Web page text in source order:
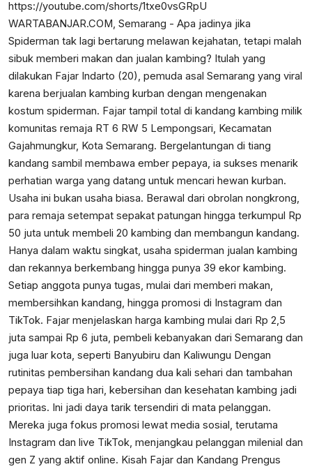
https://youtube.com/shorts/1txe0vsGRpU
WARTABANJAR.COM, Semarang - Apa jadinya jika
Spiderman tak lagi bertarung melawan kejahatan, tetapi malah
sibuk memberi makan dan jualan kambing? Itulah yang
dilakukan Fajar Indarto (20), pemuda asal Semarang yang viral
karena berjualan kambing kurban dengan mengenakan
kostum spiderman. Fajar tampil total di kandang kambing milik
komunitas remaja RT 6 RW 5 Lempongsari, Kecamatan
Gajahmungkur, Kota Semarang. Bergelantungan di tiang
kandang sambil membawa ember pepaya, ia sukses menarik
perhatian warga yang datang untuk mencari hewan kurban.
Usaha ini bukan usaha biasa. Berawal dari obrolan nongkrong,
para remaja setempat sepakat patungan hingga terkumpul Rp
50 juta untuk membeli 20 kambing dan membangun kandang.
Hanya dalam waktu singkat, usaha spiderman jualan kambing
dan rekannya berkembang hingga punya 39 ekor kambing.
Setiap anggota punya tugas, mulai dari memberi makan,
membersihkan kandang, hingga promosi di Instagram dan
TikTok. Fajar menjelaskan harga kambing mulai dari Rp 2,5
juta sampai Rp 6 juta, pembeli kebanyakan dari Semarang dan
juga luar kota, seperti Banyubiru dan Kaliwungu Dengan
rutinitas pembersihan kandang dua kali sehari dan tambahan
pepaya tiap tiga hari, kebersihan dan kesehatan kambing jadi
prioritas. Ini jadi daya tarik tersendiri di mata pelanggan.
Mereka juga fokus promosi lewat media sosial, terutama
Instagram dan live TikTok, menjangkau pelanggan milenial dan
gen Z yang aktif online. Kisah Fajar dan Kandang Prengus